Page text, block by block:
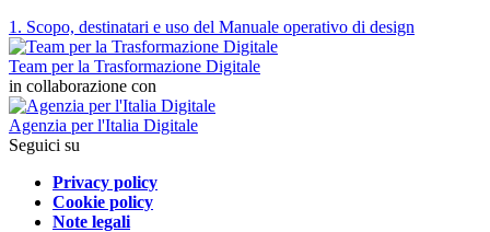
1. Scopo, destinatari e uso del Manuale operativo di design
Team per la Trasformazione Digitale
in collaborazione con
Agenzia per l'Italia Digitale
Seguici su
Privacy policy
Cookie policy
Note legali